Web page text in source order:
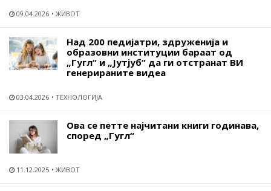
09.04.2026 ЖИВОТ
Над 200 педијатри, здруженија и
образовни институции бараат од
„Гугл“ и „Јутјуб“ да ги отстранат ВИ
генерираните видеа
03.04.2026 ТЕХНОЛОГИЈА
Ова се петте најчитани книги годинава,
според „Гугл“
11.12.2025 ЖИВОТ